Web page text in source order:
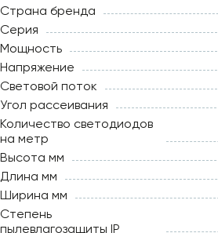
Страна бренда
Серия
Мощность
Напряжение
Световой поток
Угол рассеивания
Количество светодиодов
на метр
Высота мм
Длина мм
Ширина мм
Степень
пылевлагозащиты IP